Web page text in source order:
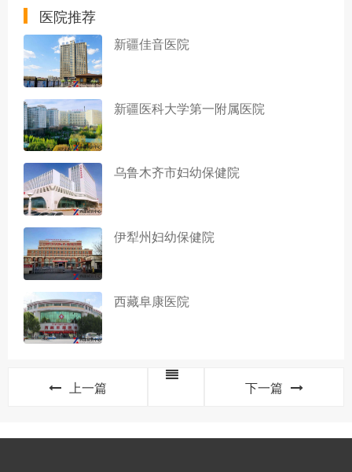
医院推荐
新疆佳音医院
新疆医科大学第一附属医院
乌鲁木齐市妇幼保健院
伊犁州妇幼保健院
西藏阜康医院
上一篇 下一篇